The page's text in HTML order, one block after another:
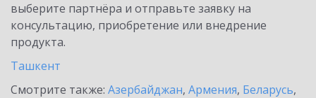
выберите партнёра и отправьте заявку на
консультацию, приобретение или внедрение
продукта.
Ташкент
Смотрите также: Азербайджан, Армения, Беларусь,